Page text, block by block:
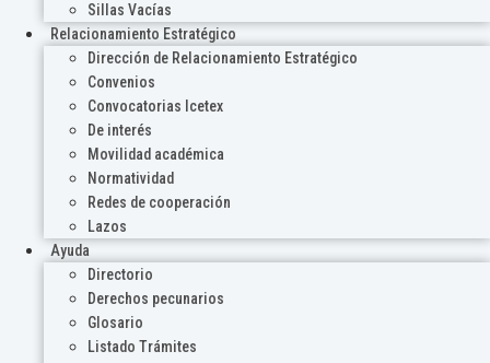
Sillas Vacías
Relacionamiento Estratégico
Dirección de Relacionamiento Estratégico
Convenios
Convocatorias Icetex
De interés
Movilidad académica
Normatividad
Redes de cooperación
Lazos
Ayuda
Directorio
Derechos pecunarios
Glosario
Listado Trámites